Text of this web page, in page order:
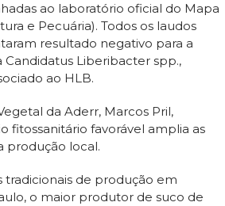
ao laboratório oficial do Mapa
e Pecuária). Todos os laudos
resultado negativo para a
Liberibacter spp.,
ao HLB.
da Aderr, Marcos Pril,
fitossanitário favorável amplia as
produção local.
tradicionais de produção em
o maior produtor de suco de